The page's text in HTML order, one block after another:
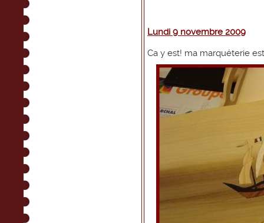
Lundi 9 novembre 2009
Ca y est! ma marquéterie